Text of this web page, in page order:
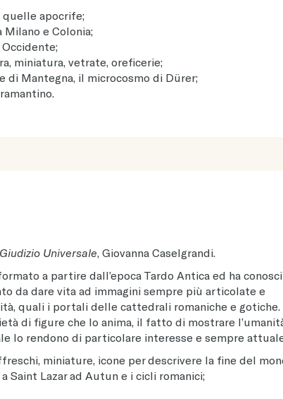
quelle apocrife;
e Colonia;
Occidente;
miniatura, vetrate, oreficerie;
di Mantegna, il microcosmo di Dürer;
Universale, Giovanna Caselgrandi.
a partire dall’epoca Tardo Antica ed ha
da dare vita ad immagini sempre più articolate e
quali i portali delle cattedrali romaniche e gotiche.
di figure che lo anima, il fatto di mostrare
lo rendono di particolare interesse e sempre
miniature, icone per descrivere la fine del
Saint Lazar ad Autun e i cicli romanici;